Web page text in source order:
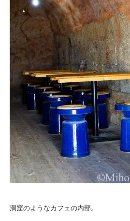
洞窟のようなカフェの内部。